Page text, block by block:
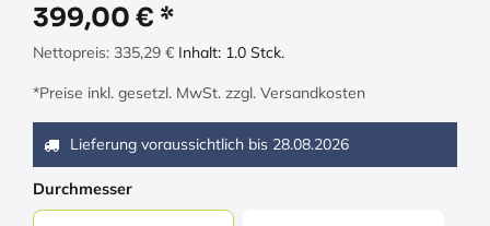
399,00 €
Nettopreis: 335,29 € Inhalt: 1.0 Stck.
*Preise inkl. gesetzl. MwSt. zzgl. Versandkosten
Lieferung voraussichtlich bis 28.08.2026
Durchmesser